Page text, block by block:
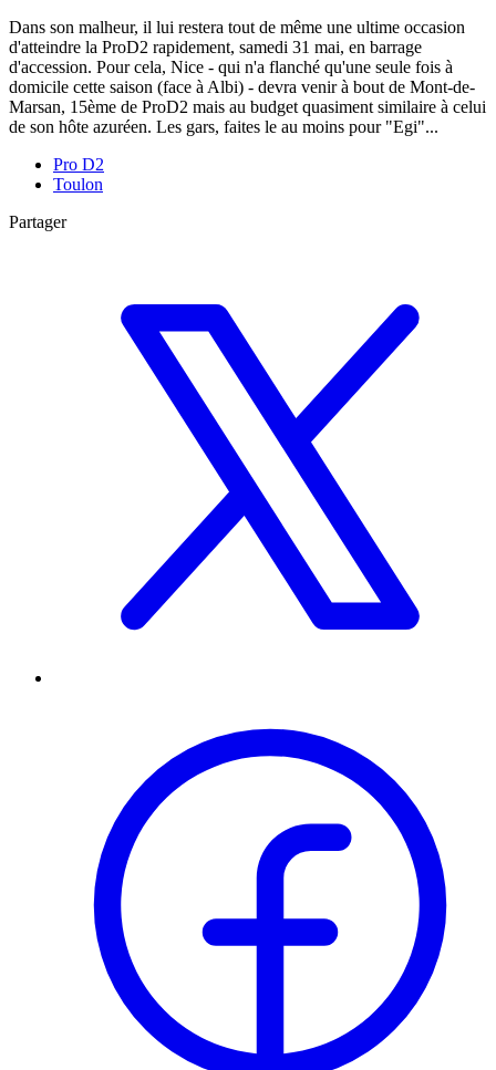
Dans son malheur, il lui restera tout de même une ultime occasion
d'atteindre la ProD2 rapidement, samedi 31 mai, en barrage
d'accession. Pour cela, Nice - qui n'a flanché qu'une seule fois à
domicile cette saison (face à Albi) - devra venir à bout de Mont-de-
Marsan, 15ème de ProD2 mais au budget quasiment similaire à celui
de son hôte azuréen. Les gars, faites le au moins pour "Egi"...
Pro D2
Toulon
Partager